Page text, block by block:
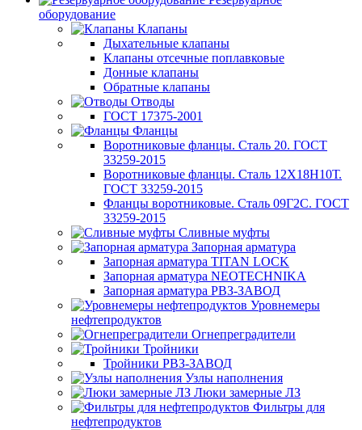
оборудование
Клапаны
Дыхательные клапаны
Клапаны отсечные поплавковые
Донные клапаны
Обратные клапаны
Отводы
ГОСТ 17375-2001
Фланцы
Воротниковые фланцы. Сталь 20. ГОСТ
33259-2015
Воротниковые фланцы. Сталь 12Х18Н10Т.
ГОСТ 33259-2015
Фланцы воротниковые. Сталь 09Г2С. ГОСТ
33259-2015
Сливные муфты
Запорная арматура
Запорная арматура TITAN LOCK
Запорная арматура NEOTECHNIKA
Запорная арматура РВЗ-ЗАВОД
Уровнемеры
нефтепродуктов
Огнепреградители
Тройники
Тройники РВЗ-ЗАВОД
Узлы наполнения
Люки замерные ЛЗ
Фильтры для
нефтепродуктов